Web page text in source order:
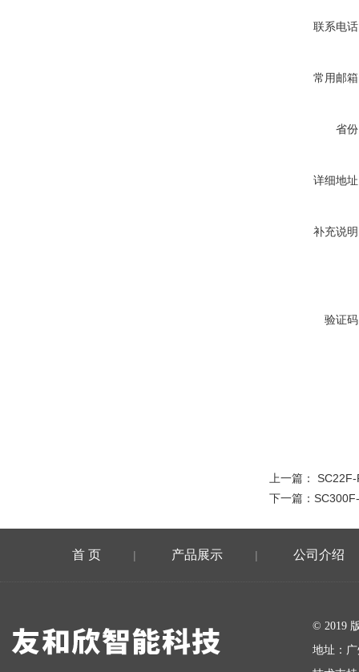
联系电
常用邮
省
详细地
补充说
验证
上一篇： SC22F-
下一篇：
首 页 | 产品展示 | 公司介绍
© 2019
地址：